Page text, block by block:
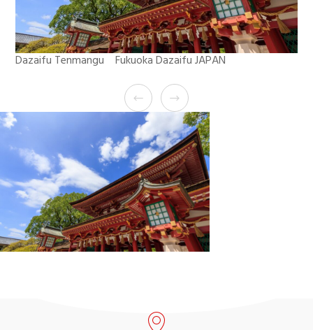
Dazaifu Tenmangu Fukuoka Dazaifu JAPAN